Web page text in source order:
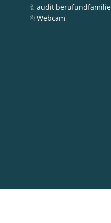
audit berufundfamilie
Webcam